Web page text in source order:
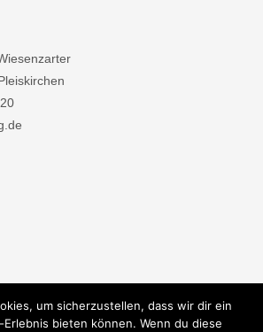
um sicherzustellen, dass wir dir ein
bieten können. Wenn du diese